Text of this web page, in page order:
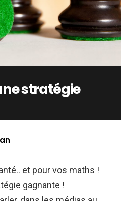
stratégie
et pour vos maths !
gagnante !